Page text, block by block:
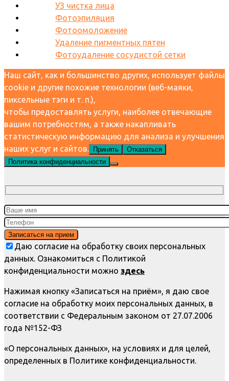
УЗ чистка лица
Фотоэпиляция
Фотоомоложение
Удаление пигментных пятен
Фотоудаление сосудистой сетки
Наш сайт, как и большинство других, использует файлы
cookie и другие похожие технологии (веб-маяки,
пиксельные тэги и т. п.),
чтобы предоставлять услуги, наиболее отвечающие
вашим потребностям, а также накапливать
статистическую информацию для анализа и улучшения
наших услуг и сайтов.
Принять
Отказаться
Политика конфиденциальности
Даю согласие на обработку своих персональных
данных. Ознакомиться с Политикой
конфиденциальности можно здесь
Нажимая кнопку «Записаться на приём», я даю свое
согласие на обработку моих персональных данных, в
соответствии с Федеральным законом от 27.07.2006
года №152-ФЗ
«О персональных данных», на условиях и для целей,
определенных в Политике конфиденциальности.